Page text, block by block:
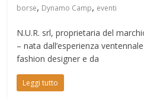
borse, Dynamo Camp, eventi
N.U.R. srl, proprietaria del
– nata dall’esperienza
fashion designer e da
Leggi tutto